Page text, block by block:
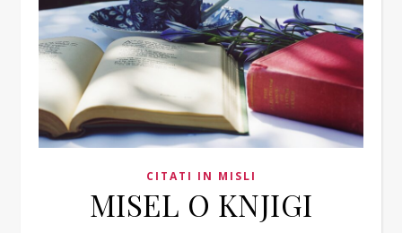
CITATI IN MISLI
MISEL O KNJIGI